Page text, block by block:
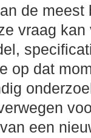
de
vraag
op dat
een